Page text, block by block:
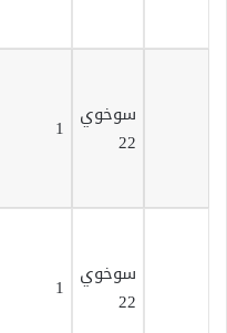
سوخوي
22
1
سوخوي
22
1